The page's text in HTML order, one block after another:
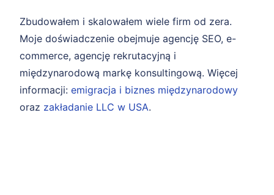
Zbudowałem i skalowałem wiele firm od zera.
Moje doświadczenie obejmuje agencję SEO, e-
commerce, agencję rekrutacyjną i
międzynarodową markę konsultingową. Więcej
informacji: emigracja i biznes międzynarodowy
oraz zakładanie LLC w USA.